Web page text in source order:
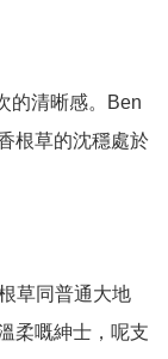
的清晰感。Ben
根草的沈穩處於
草同普通大地
柔嘅紳士，呢支